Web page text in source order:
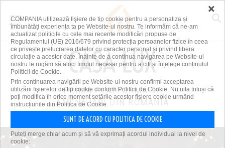
PRIMA PLATFORMĂ DE
AMENAJĂRI DIN ROMÂNIA
×
COMPANIA utilizează fişiere de tip cookie pentru a personaliza și
îmbunătăți experiența ta pe Website-ul nostru. Te informăm că ne-am
actualizat politicile cu cele mai recente modificări propuse de
Regulamentul (UE) 2016/679 privind protecția persoanelor fizice în ceea
ce privește prelucrarea datelor cu caracter personal și privind libera
circulație a acestor date. Înainte de a continua navigarea pe Website-ul
nostru te rugăm să aloci timpul necesar pentru a citi și înțelege conținutul
Politicii de Cookie.
Prin continuarea navigării pe Website-ul nostru confirmi acceptarea
utilizării fişierelor de tip cookie conform Politicii de Cookie. Nu uita totuși că
poți modifica în orice moment setările acestor fişiere cookie urmând
instrucțiunile din Politica de Cookie.
SUNT DE ACORD CU POLITICA DE COOKIE
Puteți merge chiar acum și să vă exprimați acordul individual la nivel de
cookie: